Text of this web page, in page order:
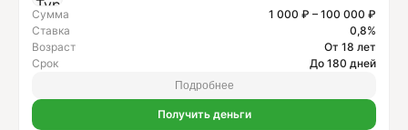
Сумма
1 000 ₽ – 100 000 ₽
Ставка
0,8%
Возраст
От 18 лет
Срок
До 180 дней
Подробнее
Получить деньги